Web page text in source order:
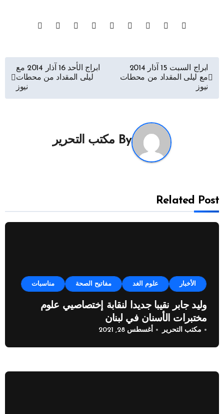
تصفّح
المقالات
ابراج السبت 15 آذار 2014
مع ليلى المقداد من محطات
نيوز
ابراج الأحد 16 آذار 2014 مع
ليلى المقداد من محطات
نيوز
By مكتب التحرير
Related Post
الأخبار علوم الغد مفاتيح الصحة مناسبات
وليد جابر نقيبا جديدا لنقابة إختصاصيي علوم
مختبرات الأسنان في لبنان
مكتب التحرير أغسطس 28, 2021